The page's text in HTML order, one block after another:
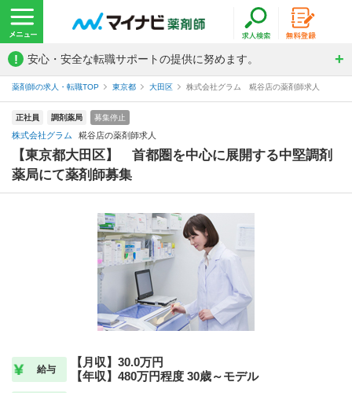
! 安心・安全な転職サポートの提供に努めます。
薬剤師の求人・転職TOP 東京都 大田区 株式会社グラム 糀谷店の薬剤師求人
正社員 調剤薬局 募集停止
株式会社グラム 糀谷店の薬剤師求人
【東京都大田区】 首都圏を中心に展開する中堅調剤
薬局にて薬剤師募集
給与
【月収】30.0万円
【年収】480万円程度 30歳～モデル